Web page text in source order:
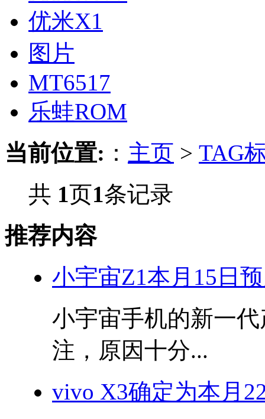
优米X1
图片
MT6517
乐蛙ROM
当前位置: ： 主页 > TAG
共 1页1条记录
推荐内容
小宇宙Z1本月15日
小宇宙手机的新一
注，原因十分...
vivo X3确定为本月